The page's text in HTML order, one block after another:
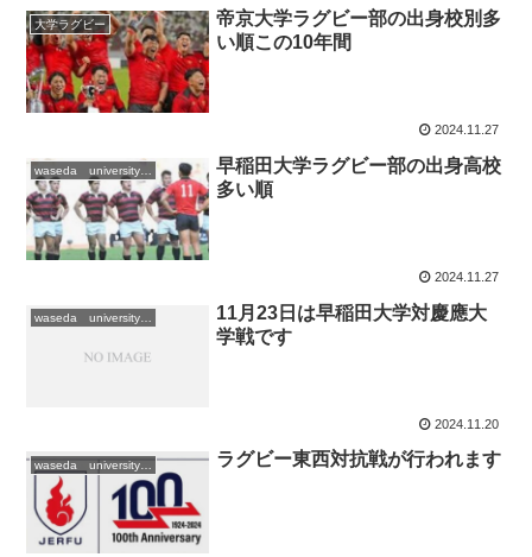
大学ラグビー
帝京大学ラグビー部の出身校別多
い順この10年間
2024.11.27
waseda university/早稲田大学
早稲田大学ラグビー部の出身高校
多い順
2024.11.27
waseda university/早稲田大学
11月23日は早稲田大学対慶應大
学戦です
2024.11.20
waseda university/早稲田大学 ラグビー東西対抗戦が行われます